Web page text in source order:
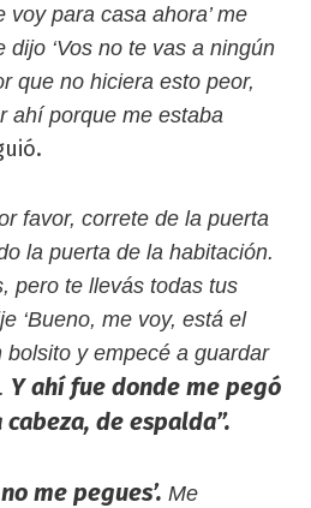
voy para casa ahora’ me
‘Vos no te vas a ningún
que no hiciera esto peor,
ahí porque me estaba
favor, correte de la puerta
la puerta de la habitación.
pero te llevás todas tus
‘Bueno, me voy, está el
bolsito y empecé a guardar
Y ahí fue donde me pegó
de espalda”.
me pegues’. Me